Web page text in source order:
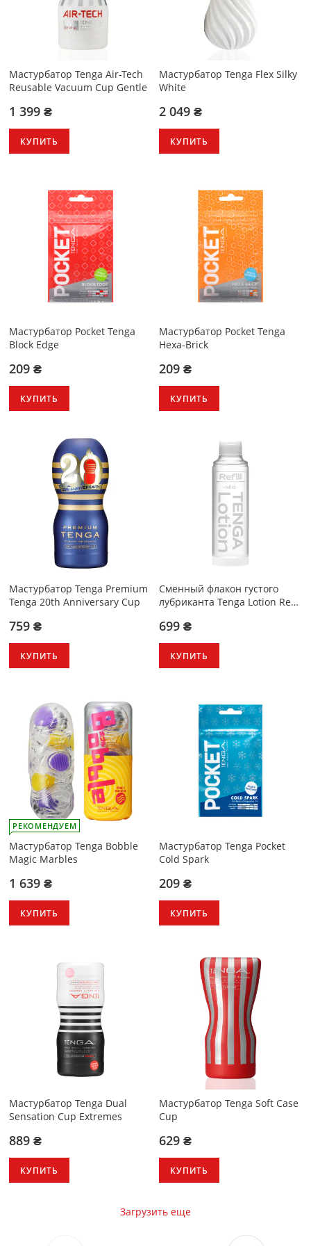
Мастурбатор Tenga Air-Tech
Reusable Vacuum Cup Gentle
1 399 ₴
КУПИТЬ
Мастурбатор Tenga Flex Silky
White
2 049 ₴
КУПИТЬ
Мастурбатор Pocket Tenga
Block Edge
209 ₴
КУПИТЬ
Мастурбатор Pocket Tenga
Hexa-Brick
209 ₴
КУПИТЬ
Мастурбатор Tenga Premium
Tenga 20th Anniversary Cup
759 ₴
КУПИТЬ
Сменный флакон густого
лубриканта Tenga Lotion Refill
699 ₴
КУПИТЬ
РЕКОМЕНДУЕМ
Мастурбатор Tenga Bobble
Magic Marbles
1 639 ₴
КУПИТЬ
Мастурбатор Tenga Pocket
Cold Spark
209 ₴
КУПИТЬ
Мастурбатор Tenga Dual
Sensation Cup Extremes
889 ₴
КУПИТЬ
Мастурбатор Tenga Soft Case
Cup
629 ₴
КУПИТЬ
Загрузить еще